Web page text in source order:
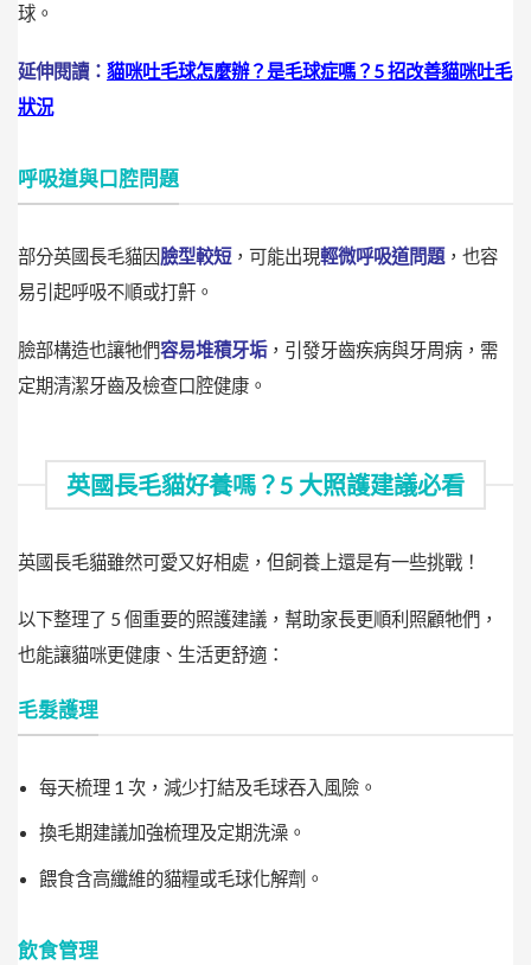
球。
延伸閱讀： 貓咪吐毛球怎麼辦？是毛球症嗎？5 招改善貓咪吐毛
狀況
呼吸道與口腔問題
部分英國長毛貓因臉型較短 ，可能出現輕微呼吸道問題，也容
易引起呼吸不順或打鼾。
臉部構造也讓牠們容易堆積牙垢，引發牙齒疾病與牙周病，需
定期清潔牙齒及檢查口腔健康。
英國長毛貓好養嗎？5 大照護建議必看
英國長毛貓雖然可愛又好相處，但飼養上還是有一些挑戰！
以下整理了 5 個重要的照護建議，幫助家長更順利照顧牠們，
也能讓貓咪更健康、生活更舒適：
毛髮護理
每天梳理 1 次，減少打結及毛球吞入風險。
換毛期建議加強梳理及定期洗澡。
餵食含高纖維的貓糧或毛球化解劑。
飲食管理